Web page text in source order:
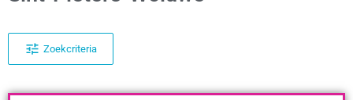
Zoekcriteria